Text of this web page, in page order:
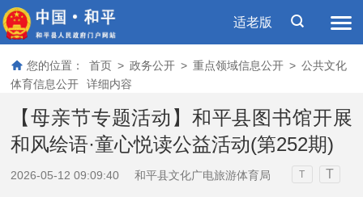
适老版
您的位置： 首页 > 政务公开 > 重点领域信息公开 > 公共文化
体育信息公开
详细内容
【母亲节专题活动】和平县图书馆开展
和风绘语·童心悦读公益活动(第252期)
2026-05-12 09:09:40 和平县文化广电旅游体育局 T T